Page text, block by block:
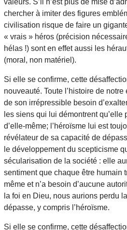
chercher à imiter des figures
civilisation risque de faire un
« vrais » héros (précision
hélas !) sont en effet aussi les
(moral, non matériel).
Si elle se confirme, cette
nouveauté. Toute l’histoire de
de son irrépressible besoin
les siens qui lui démontrent qu’elle
d’elle-même; l’héroïsme lui est
révélateur de sa capacité de
le développement du scepticisme
sécularisation de la société : elle
sentiment que chaque être humain
même et n’a besoin d’aucune
la foi en Dieu, nous aurions perdu
dépasse, y compris l’héroïsme.
Si elle se confirme, cette